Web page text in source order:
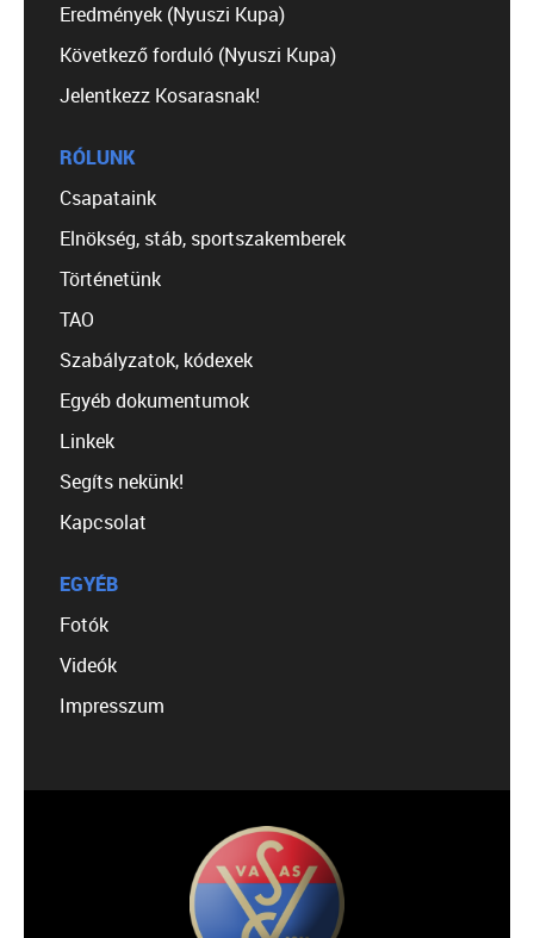
Eredmények (Nyuszi Kupa)
Következő forduló (Nyuszi Kupa)
Jelentkezz Kosarasnak!
RÓLUNK
Csapataink
Elnökség, stáb, sportszakemberek
Történetünk
TAO
Szabályzatok, kódexek
Egyéb dokumentumok
Linkek
Segíts nekünk!
Kapcsolat
EGYÉB
Fotók
Videók
Impresszum